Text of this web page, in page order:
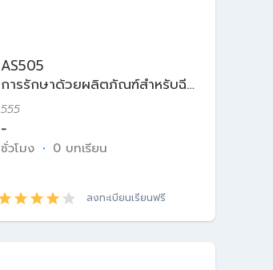
AS505
การรักษาด้วยผลิตภัณฑ์สำหรับฉีด
ในเวชศาสตร์ความงาม
555
-
ชั่วโมง · 0 บทเรียน
ลงทะเบียนเรียนฟรี